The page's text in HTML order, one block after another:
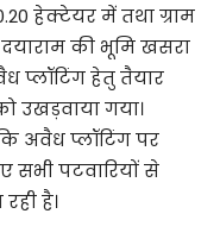
हेक्टेयर में तथा ग्राम
दयाराम की भूमि खसरा
प्लॉटिंग हेतु तैयार
उखड़वाया गया।
अवैध प्लॉटिंग पर
सभी पटवारियों से
है।